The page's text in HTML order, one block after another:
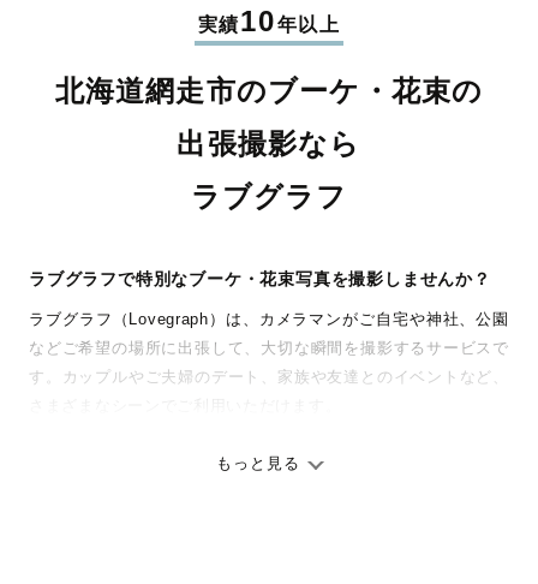
実績10年以上
北海道網走市のブーケ・花束の
出張撮影なら
ラブグラフ
ラブグラフで特別なブーケ・花束写真を撮影しませんか？
ラブグラフ（Lovegraph）は、カメラマンがご自宅や神社、公園
などご希望の場所に出張して、大切な瞬間を撮影するサービスで
す。カップルやご夫婦のデート、家族や友達とのイベントなど、
ありのままの空気感を大切に、何十年経っても見返したくなるよ
もっと見る